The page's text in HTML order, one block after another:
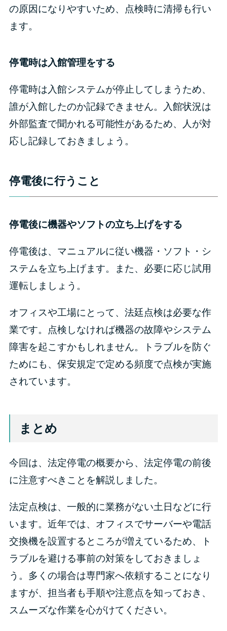
の原因になりやすいため、点検時に清掃も行い
ます。
停電時は入館管理をする
停電時は入館システムが停止してしまうため、
誰が入館したのか記録できません。入館状況は
外部監査で聞かれる可能性があるため、人が対
応し記録しておきましょう。
停電後に行うこと
停電後に機器やソフトの立ち上げをする
停電後は、マニュアルに従い機器・ソフト・シ
ステムを立ち上げます。また、必要に応じ試用
運転しましょう。
オフィスや工場にとって、法廷点検は必要な作
業です。点検しなければ機器の故障やシステム
障害を起こすかもしれません。トラブルを防ぐ
ためにも、保安規定で定める頻度で点検が実施
されています。
まとめ
今回は、法定停電の概要から、法定停電の前後
に注意すべきことを解説しました。
法定点検は、一般的に業務がない土日などに行
います。近年では、オフィスでサーバーや電話
交換機を設置するところが増えているため、ト
ラブルを避ける事前の対策をしておきましょ
う。多くの場合は専門家へ依頼することになり
ますが、担当者も手順や注意点を知っておき、
スムーズな作業を心がけてください。